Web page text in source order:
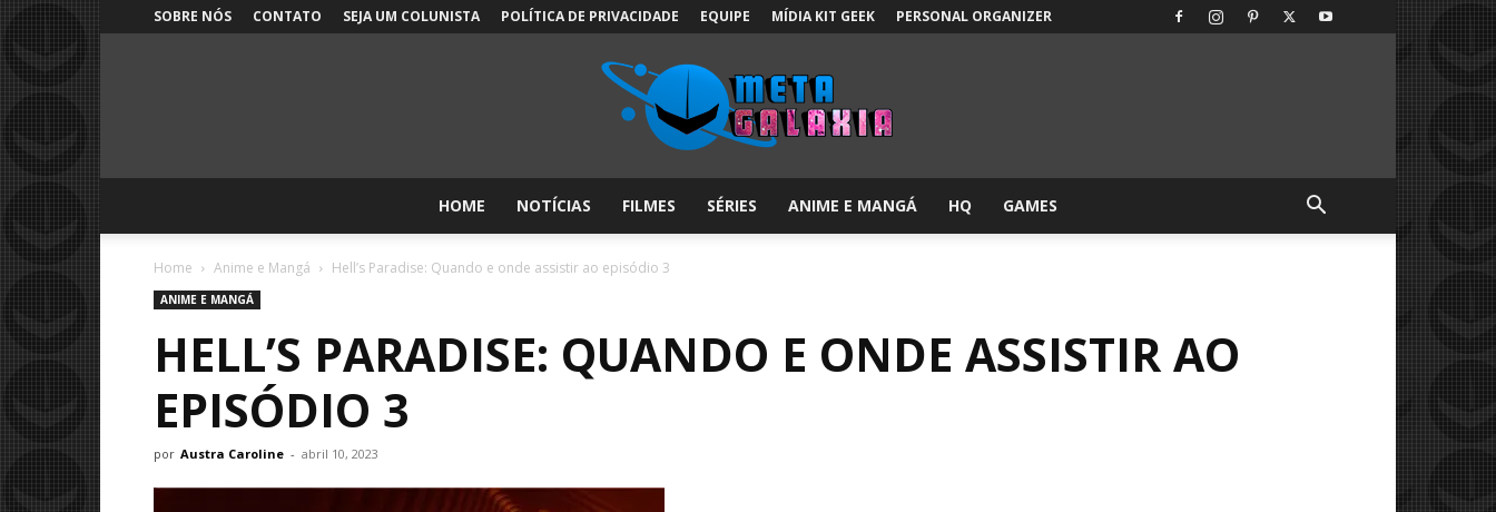
SOBRE NÓS CONTATO SEJA UM COLUNISTA POLÍTICA DE PRIVACIDADE EQUIPE MÍDIA KIT GEEK PERSONAL ORGANIZER
Galáxia:
HOME NOTÍCIAS FILMES SÉRIES ANIME E MANGÁ HQ GAMES
Home Anime e Mangá Hell’s Paradise: Quando e onde assistir ao episódio 3
ANIME E MANGÁ
HELL’S PARADISE: QUANDO E ONDE ASSISTIR AO
EPISÓDIO 3
por Austra Caroline - abril 10, 2023